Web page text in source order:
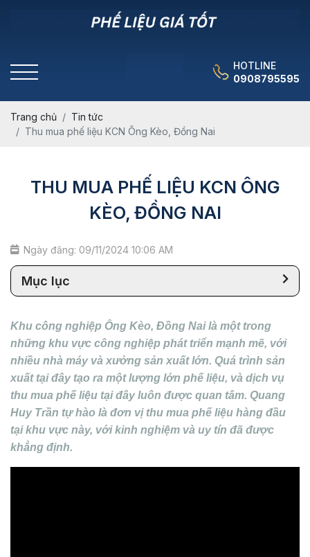
HOTLINE
0908795595
Trang chủ
Tin tức
Thu mua phế liệu KCN Ông Kèo, Đồng Nai
THU MUA PHẾ LIỆU KCN ÔNG
KÈO, ĐỒNG NAI
Ngày đăng: 09/11/2024 10:06 AM
Mục lục
Khu công nghiệp Ông Kèo, Đồng Nai là một trong
những khu vực công nghiệp phát triển mạnh mẽ, với
nhiều nhà máy và xưởng sản xuất lớn. Quá trình sản
xuất tại đây tạo ra một lượng lớn phế liệu, và dịch vụ
thu mua phế liệu tại đây luôn được quan tâm. Quang
Huy Trần tự hào là đơn vị thu mua phế liệu hàng đầu
tại khu vực này, với kinh nghiệm và uy tín đã được
khẳng định.